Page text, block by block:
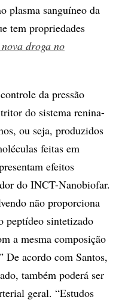
plasma sanguíneo da
tem propriedades
droga no
da pressão
do sistema renina-
ou seja, produzidos
feitas em
efeitos
do INCT-Nanobiofar.
não proporciona
peptídeo sintetizado
a mesma composição
De acordo com Santos,
também poderá ser
geral. “Estudos